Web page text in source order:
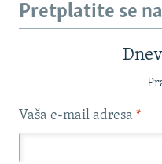
Pretplatite se
Vaša e-mail adresa *